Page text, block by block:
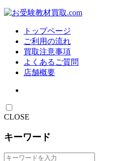
トップページ
ご利用の流れ
買取注意事項
よくあるご質問
店舗概要
CLOSE
キーワード